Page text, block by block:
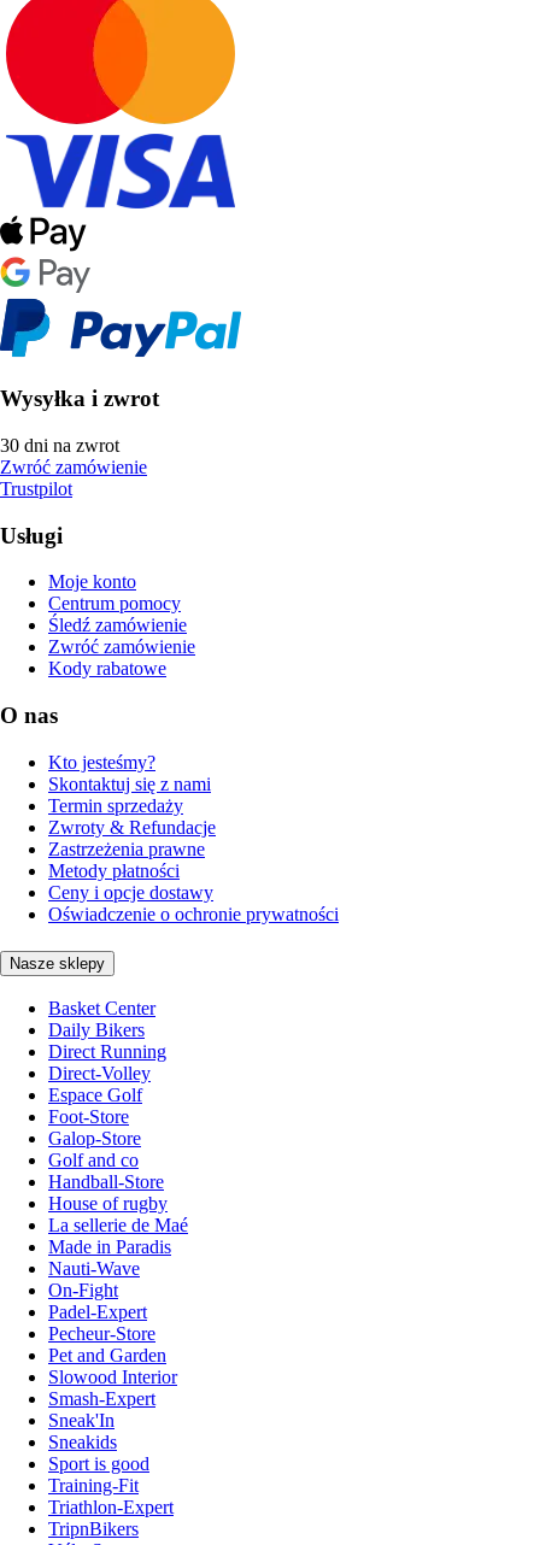
Wysyłka i zwrot
30 dni na zwrot
Zwróć zamówienie
Trustpilot
Usługi
Moje konto
Centrum pomocy
Śledź zamówienie
Zwróć zamówienie
Kody rabatowe
O nas
Kto jesteśmy?
Skontaktuj się z nami
Termin sprzedaży
Zwroty & Refundacje
Zastrzeżenia prawne
Metody płatności
Ceny i opcje dostawy
Oświadczenie o ochronie prywatności
Nasze sklepy
Basket Center
Daily Bikers
Direct Running
Direct-Volley
Espace Golf
Foot-Store
Galop-Store
Golf and co
Handball-Store
House of rugby
La sellerie de Maé
Made in Paradis
Nauti-Wave
On-Fight
Padel-Expert
Pecheur-Store
Pet and Garden
Slowood Interior
Smash-Expert
Sneak'In
Sneakids
Sport is good
Training-Fit
Triathlon-Expert
TripnBikers